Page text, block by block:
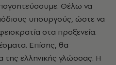
Θέλω να
υπουργούς, ώστε να
στα προξενεία.
Επίσης, θα
της ελληνικής γλώσσας. Η